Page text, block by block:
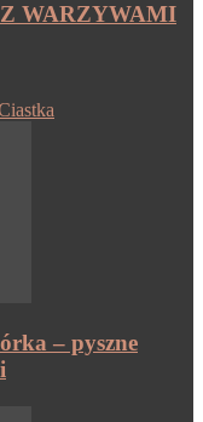
WARZYWAMI
– pyszne